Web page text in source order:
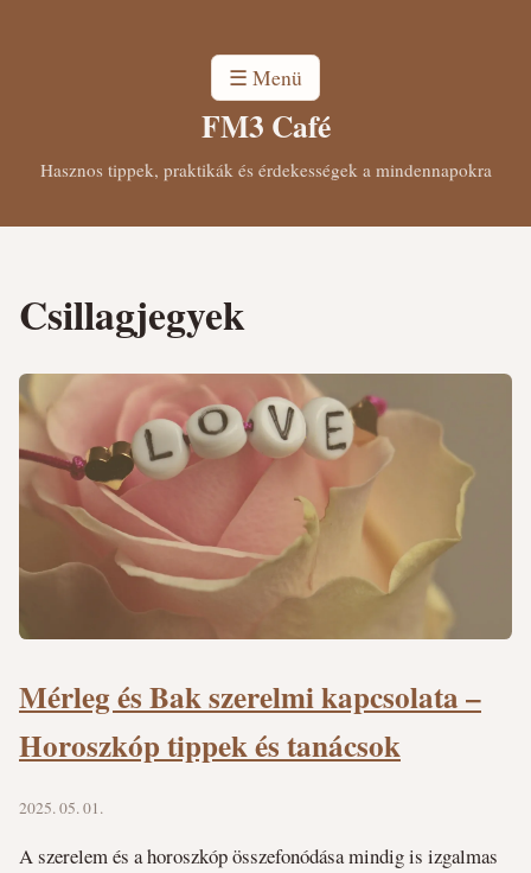
☰ Menü
FM3 Café
Hasznos tippek, praktikák és érdekességek a mindennapokra
Csillagjegyek
Mérleg és Bak szerelmi kapcsolata –
Horoszkóp tippek és tanácsok
2025. 05. 01.
A szerelem és a horoszkóp összefonódása mindig is izgalmas